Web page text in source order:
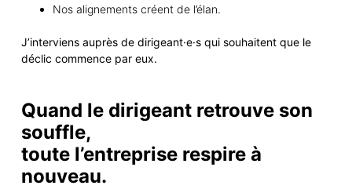
Nos alignements créent de l’élan.
J’interviens auprès de dirigeant·e·squi souhaitent que le
déclic commence par eux.
Quand le dirigeant retrouve son
souffle,
toute l’entreprise respire à
nouveau.